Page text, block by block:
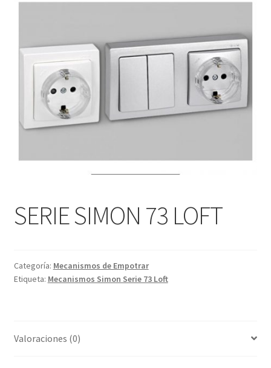
SERIE SIMON 73 LOFT
Categoría: Mecanismos de Empotrar
Etiqueta: Mecanismos Simon Serie 73 Loft
Valoraciones (0)